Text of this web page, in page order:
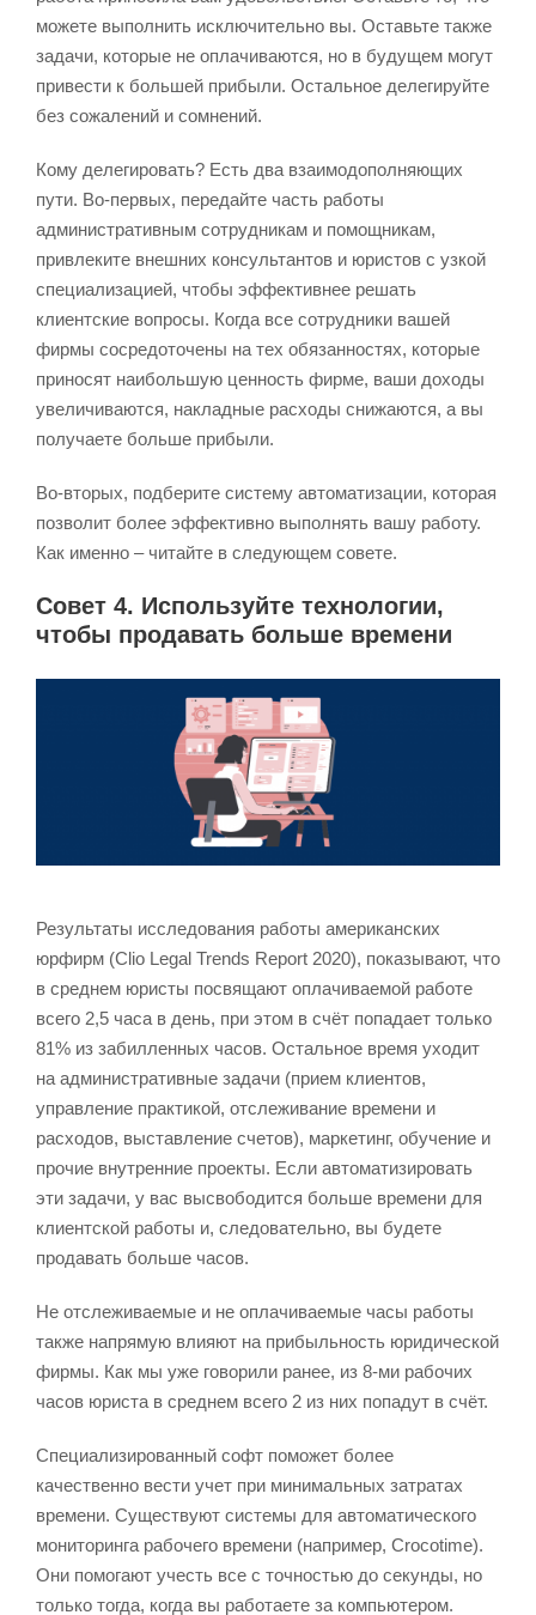
можете выполнить исключительно вы. Оставьте также
задачи, которые не оплачиваются, но в будущем могут
привести к большей прибыли. Остальное делегируйте
без сожалений и сомнений.
Кому делегировать? Есть два взаимодополняющих
пути. Во-первых, передайте часть работы
административным сотрудникам и помощникам,
привлеките внешних консультантов и юристов с узкой
специализацией, чтобы эффективнее решать
клиентские вопросы. Когда все сотрудники вашей
фирмы сосредоточены на тех обязанностях, которые
приносят наибольшую ценность фирме, ваши доходы
увеличиваются, накладные расходы снижаются, а вы
получаете больше прибыли.
Во-вторых, подберите систему автоматизации, которая
позволит более эффективно выполнять вашу работу.
Как именно – читайте в следующем совете.
Совет 4. Используйте технологии,
чтобы продавать больше времени
Результаты исследования работы американских
юрфирм (Clio Legal Trends Report 2020), показывают, что
в среднем юристы посвящают оплачиваемой работе
всего 2,5 часа в день, при этом в счёт попадает только
81% из забилленных часов. Остальное время уходит
на административные задачи (прием клиентов,
управление практикой, отслеживание времени и
расходов, выставление счетов), маркетинг, обучение и
прочие внутренние проекты. Если автоматизировать
эти задачи, у вас высвободится больше времени для
клиентской работы и, следовательно, вы будете
продавать больше часов.
Не отслеживаемые и не оплачиваемые часы работы
также напрямую влияют на прибыльность юридической
фирмы. Как мы уже говорили ранее, из 8-ми рабочих
часов юриста в среднем всего 2 из них попадут в счёт.
Специализированный софт поможет более
качественно вести учет при минимальных затратах
времени. Существуют системы для автоматического
мониторинга рабочего времени (например, Crocotime).
Они помогают учесть все с точностью до секунды, но
только тогда, когда вы работаете за компьютером.